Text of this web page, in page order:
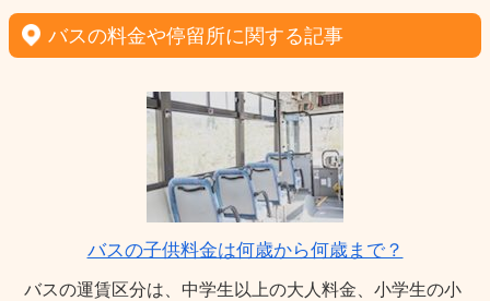
バスの料金や停留所に関する記事
バスの子供料金は何歳から何歳まで？
バスの運賃区分は、中学生以上の大人料金、小学生の小